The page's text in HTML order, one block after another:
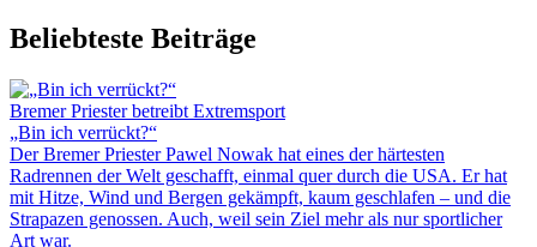
Beliebteste Beiträge
Bremer Priester betreibt Extremsport
„Bin ich verrückt?“
Der Bremer Priester Pawel Nowak hat eines der härtesten
Radrennen der Welt geschafft, einmal quer durch die USA. Er hat
mit Hitze, Wind und Bergen gekämpft, kaum geschlafen – und die
Strapazen genossen. Auch, weil sein Ziel mehr als nur sportlicher
Art war.